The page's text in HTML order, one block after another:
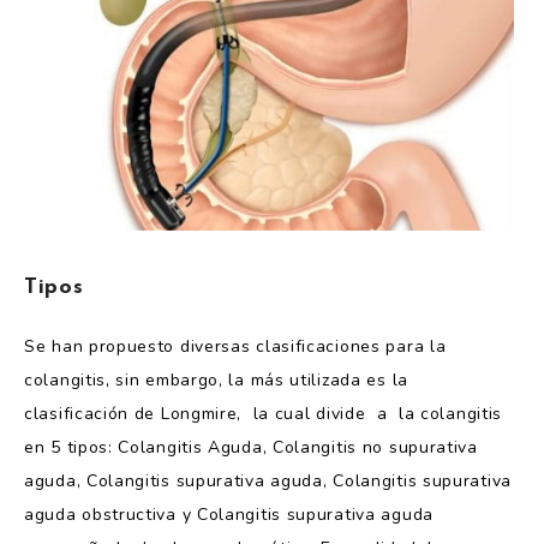
Tipos
Se han propuesto diversas clasificaciones para la
colangitis, sin embargo, la más utilizada es la
clasificación de Longmire, la cual divide a la colangitis
en 5 tipos: Colangitis Aguda, Colangitis no supurativa
aguda, Colangitis supurativa aguda, Colangitis supurativa
aguda obstructiva y Colangitis supurativa aguda